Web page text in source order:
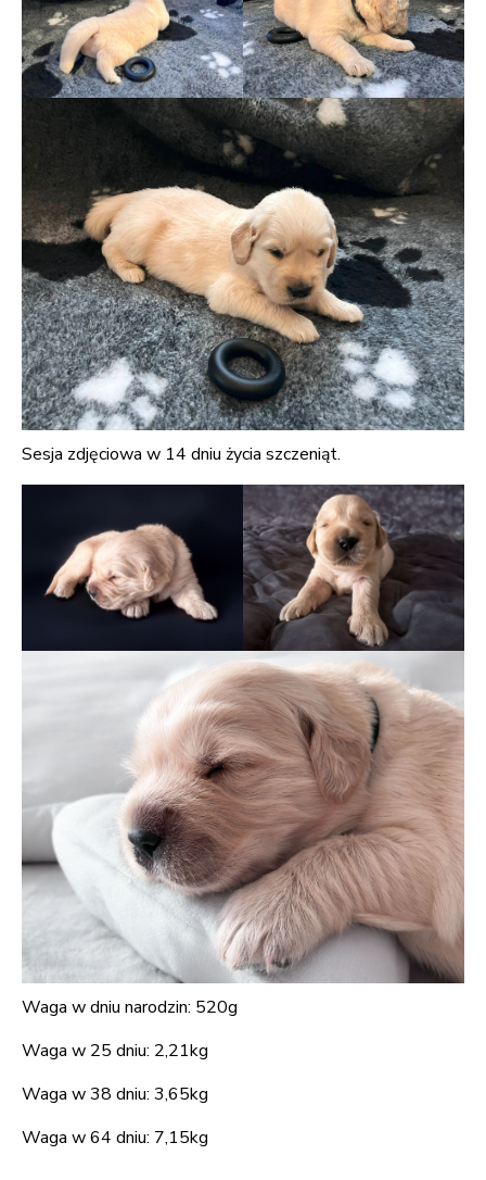
Sesja zdjęciowa w 14 dniu życia szczeniąt.
Waga w dniu narodzin: 520g
Waga w 25 dniu: 2,21kg
Waga w 38 dniu: 3,65kg
Waga w 64 dniu: 7,15kg